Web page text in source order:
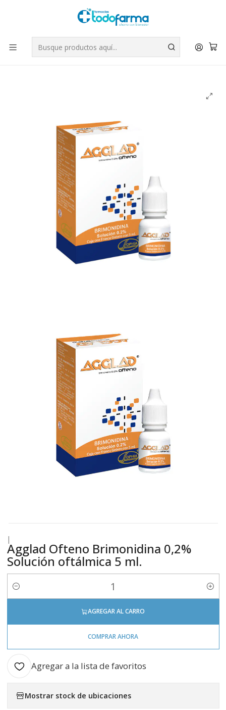
Tus compras tienen envío GRATIS por Rappi - Atención exclusiva
para Chile | WhatsApp +56
Leer más
Inicio Medicamentos
Agglad Ofteno Brimonidina 0,2% Solución oftálmica 5 ml.
|
Agglad Ofteno Brimonidina 0,2%
Solución oftálmica 5 ml.
Cantidad
AGREGAR AL CARRO
COMPRAR AHORA
Agregar a la lista de favoritos
Mostrar stock de ubicaciones